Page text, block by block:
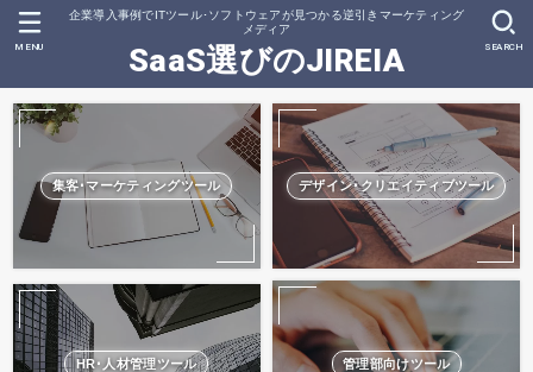
企業導入事例でITツール･ソフトウェアが見つかる逆引きマーケティング
メディア
SaaS選びのJIREIA SEARCH
MENU
集客･マーケティングツール デザイン･クリエイティブツール
HR･人材管理ツール 管理部向けツール